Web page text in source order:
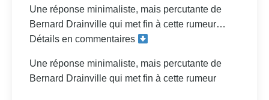
Une réponse minimaliste, mais percutante de
Bernard Drainville qui met fin à cette rumeur…
Détails en commentaires
Une réponse minimaliste, mais percutante de
Bernard Drainville qui met fin à cette rumeur